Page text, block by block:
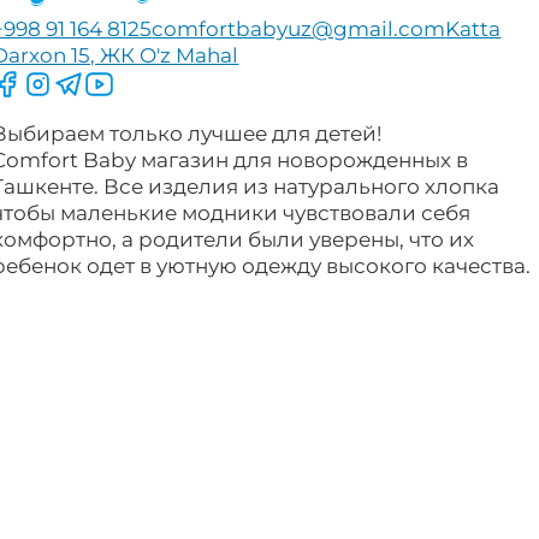
91 164 8125comfortbabyuz@gmail.comKatta
15, ЖК O'z Mahal
за нами на Facebook
Следите за нами в Instagram
Следите за нами в Telegram
Следите за нами в YouTube
только лучшее для детей!
Baby магазин для новорожденных в
Все изделия из натурального хлопка
маленькие модники чувствовали себя
а родители были уверены, что их
одет в уютную одежду высокого качества.